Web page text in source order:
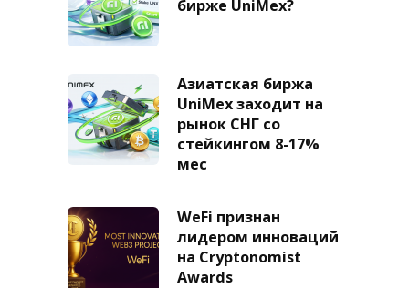
бирже UniMex?
Азиатская биржа
UniMex заходит на
рынок СНГ со
стейкингом 8-17%
мес
WeFi признан
лидером инноваций
на Cryptonomist
Awards